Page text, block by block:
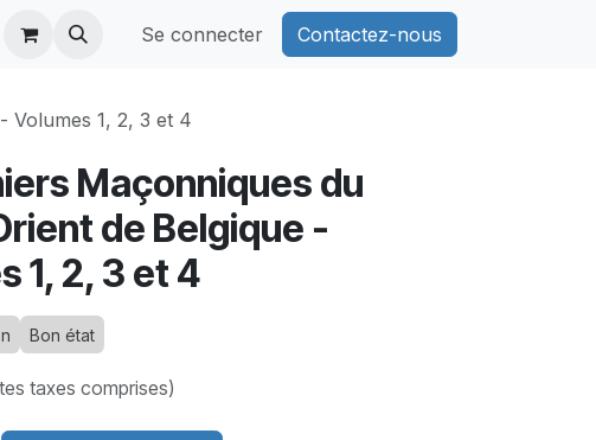
Se connecter Contactez-nous
Volumes 1, 2, 3 et 4
Maçonniques du
de Belgique -
1, 2, 3 et 4
Bon état
taxes comprises)